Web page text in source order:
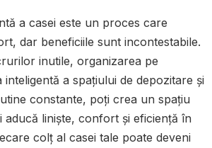
a casei este un proces care
dar beneficiile sunt incontestabile.
inutile, organizarea pe
a spațiului de depozitare și
constante, poți crea un spațiu
aducă liniște, confort și eficiență în
colț al casei tale poate deveni